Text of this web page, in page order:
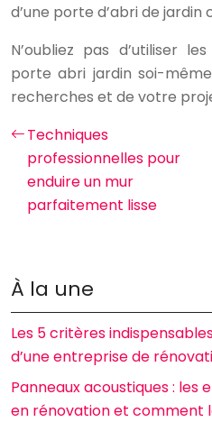
d’une porte d’abri de jardin
N’oubliez pas d’utiliser
porte abri jardin soi-
recherches et de votre
Techniques
professionnelles pour
enduire un mur
parfaitement lisse
À la une
Les 5 critères
d’une entreprise de
Panneaux acoustiques : les
en rénovation et comment